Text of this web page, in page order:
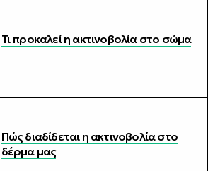
Τι προκαλεί η ακτινοβολία στο σώμα
Πώς διαδίδεται η ακτινοβολία στο
δέρμα μας